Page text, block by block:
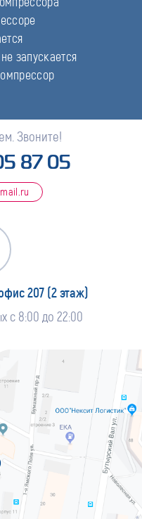
запускается
Звоните!
87 05
207 (2 этаж)
с 8:00 до 22:00